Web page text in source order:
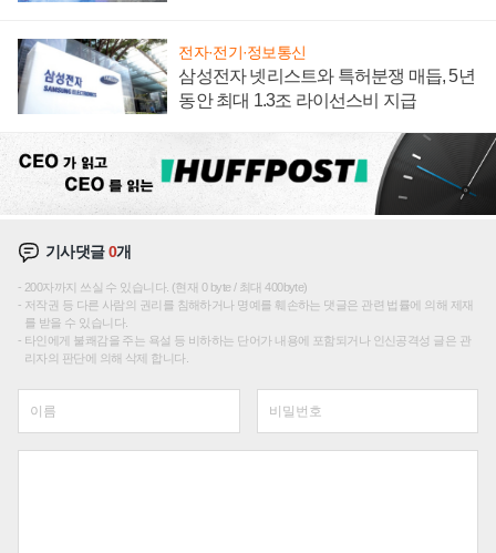
전자·전기·정보통신
삼성전자 넷리스트와 특허분쟁 매듭, 5년
동안 최대 1.3조 라이선스비 지급
기사댓글0개
200자까지 쓰실 수 있습니다. (현재 0 byte / 최대 400byte)
저작권 등 다른 사람의 권리를 침해하거나 명예를 훼손하는 댓글은 관련 법률에 의해 제재
를 받을 수 있습니다.
타인에게 불쾌감을 주는 욕설 등 비하하는 단어가 내용에 포함되거나 인신공격성 글은 관
리자의 판단에 의해 삭제 합니다.